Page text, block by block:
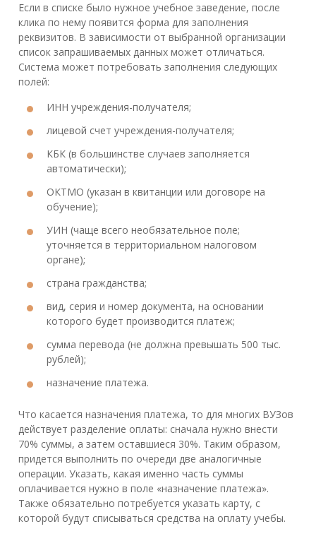
Если в списке было нужное учебное заведение, после
клика по нему появится форма для заполнения
реквизитов. В зависимости от выбранной организации
список запрашиваемых данных может отличаться.
Система может потребовать заполнения следующих
полей:
ИНН учреждения-получателя;
лицевой счет учреждения-получателя;
КБК (в большинстве случаев заполняется
автоматически);
ОКТМО (указан в квитанции или договоре на
обучение);
УИН (чаще всего необязательное поле;
уточняется в территориальном налоговом
органе);
страна гражданства;
вид, серия и номер документа, на основании
которого будет производится платеж;
сумма перевода (не должна превышать 500 тыс.
рублей);
назначение платежа.
Что касается назначения платежа, то для многих ВУЗов
действует разделение оплаты: сначала нужно внести
70% суммы, а затем оставшиеся 30%. Таким образом,
придется выполнить по очереди две аналогичные
операции. Указать, какая именно часть суммы
оплачивается нужно в поле «назначение платежа».
Также обязательно потребуется указать карту, с
которой будут списываться средства на оплату учебы.